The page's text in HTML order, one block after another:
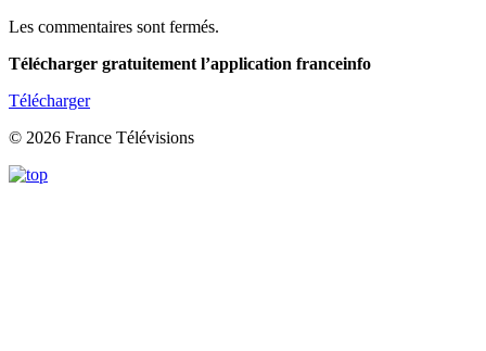
Les commentaires sont fermés.
Télécharger gratuitement l’application franceinfo
Télécharger
© 2026 France Télévisions